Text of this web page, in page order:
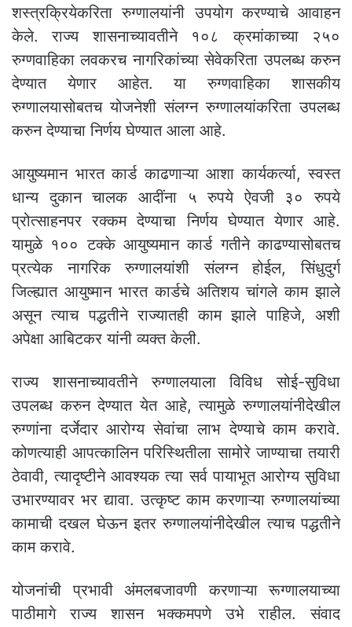
शस्त्रक्रियेकरिता रुग्णालयांनी उपयोग करण्याचे आवाहन
केले. राज्य शासनाच्यावतीने १०८ क्रमांकाच्या २५०
रुग्णवाहिका लवकरच नागरिकांच्या सेवेकरिता उपलब्ध करुन
देण्यात येणार आहेत. या रुग्णवाहिका शासकीय
रुग्णालयासोबतच योजनेशी संलग्न रुग्णालयांकरिता उपलब्ध
करुन देण्याचा निर्णय घेण्यात आला आहे.
आयुष्यमान भारत कार्ड काढणाऱ्या आशा कार्यकर्त्या, स्वस्त
धान्य दुकान चालक आदींना ५ रुपये ऐवजी ३० रुपये
प्रोत्साहनपर रक्कम देण्याचा निर्णय घेण्यात येणार आहे.
यामुळे १०० टक्के आयुष्यमान कार्ड गतीने काढण्यासोबतच
प्रत्येक नागरिक रुग्णालयांशी संलग्न होईल, सिंधुदुर्ग
जिल्ह्यात आयुष्मान भारत कार्डचे अतिशय चांगले काम झाले
असून त्याच पद्धतीने राज्यातही काम झाले पाहिजे, अशी
अपेक्षा आबिटकर यांनी व्यक्त केली.
राज्य शासनाच्यावतीने रुग्णालयाला विविध सोई-सुविधा
उपलब्ध करुन देण्यात येत आहे, त्यामुळे रुग्णालयांनीदेखील
रुग्णांना दर्जेदार आरोग्य सेवांचा लाभ देण्याचे काम करावे.
कोणत्याही आपत्कालिन परिस्थितीला सामोरे जाण्याचा तयारी
ठेवावी, त्यादृष्टीने आवश्यक त्या सर्व पायाभूत आरोग्य सुविधा
उभारण्यावर भर द्यावा. उत्कृष्ट काम करणाऱ्या रुग्णालयांच्या
कामाची दखल घेऊन इतर रुग्णालयांनीदेखील त्याच पद्धतीने
काम करावे.
योजनांची प्रभावी अंमलबजावणी करणाऱ्या रूग्णालयाच्या
पाठीमागे राज्य शासन भक्कमपणे उभे राहील. संवाद